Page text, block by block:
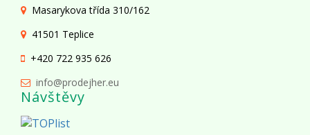
Masarykova třída 310/162
41501 Teplice
+420 722 935 626
info@prodejher.eu
Návštěvy